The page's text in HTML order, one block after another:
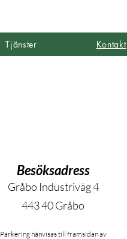
Tjänster Kontakt
Besöksadress
Gråbo Industriväg 4
443 40 Gråbo
Parkering hänvisas till framsidan av